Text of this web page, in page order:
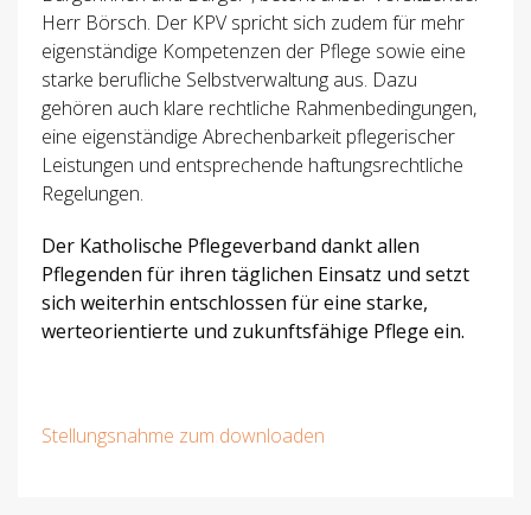
Herr Börsch. Der KPV spricht sich zudem für mehr
eigenständige Kompetenzen der Pflege sowie eine
starke berufliche Selbstverwaltung aus. Dazu
gehören auch klare rechtliche Rahmenbedingungen,
eine eigenständige Abrechenbarkeit pflegerischer
Leistungen und entsprechende haftungsrechtliche
Regelungen.
Der Katholische Pflegeverband dankt allen
Pflegenden für ihren täglichen Einsatz und setzt
sich weiterhin entschlossen für eine starke,
werteorientierte und zukunftsfähige Pflege ein.
Stellungsnahme zum downloaden